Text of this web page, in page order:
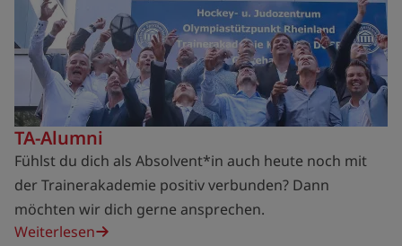
TA-Alumni
Fühlst du dich als Absolvent*in auch heute noch mit
der Trainerakademie positiv verbunden? Dann
möchten wir dich gerne ansprechen.
Weiterlesen